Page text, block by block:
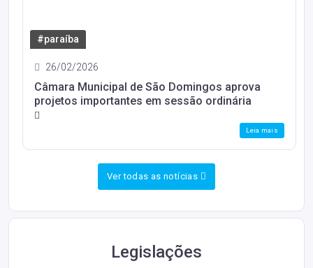
#paraíba
26/02/2026
Câmara Municipal de São Domingos aprova
projetos importantes em sessão ordinária
Leia mais
Ver todas as notícias
Legislações